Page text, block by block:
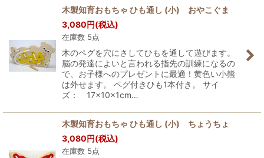
木製知育おもちゃ ひも通し (小) おやこぐま
3,080円(税込)
在庫数 5点
木のペグを穴にさしてひもを通して遊びます。
脳の発達によいと言われる指先の訓練になるの
で、お子様へのプレゼントに最適！黄色い小熊
は外せます。 ペグ付きひも1本付き。 サイ
ズ： 17×10×1cm…
木製知育おもちゃ ひも通し (小) ちょうちょ
3,080円(税込)
在庫数 5点